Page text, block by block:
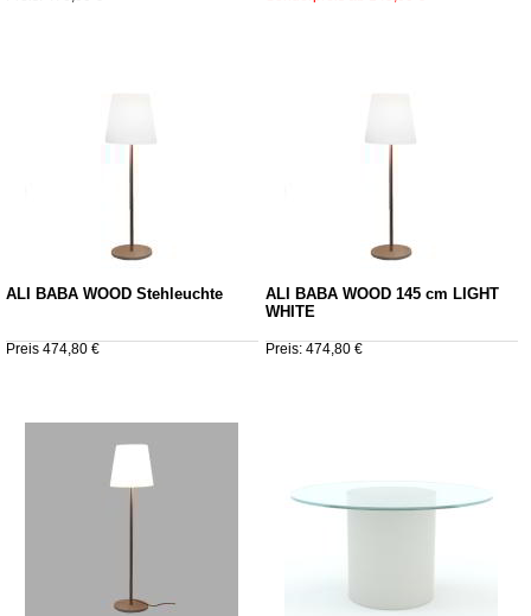
ALI BABA WOOD Stehleuchte
Preis 474,80 €
ALI BABA WOOD 145 cm LIGHT
WHITE
Preis: 474,80 €